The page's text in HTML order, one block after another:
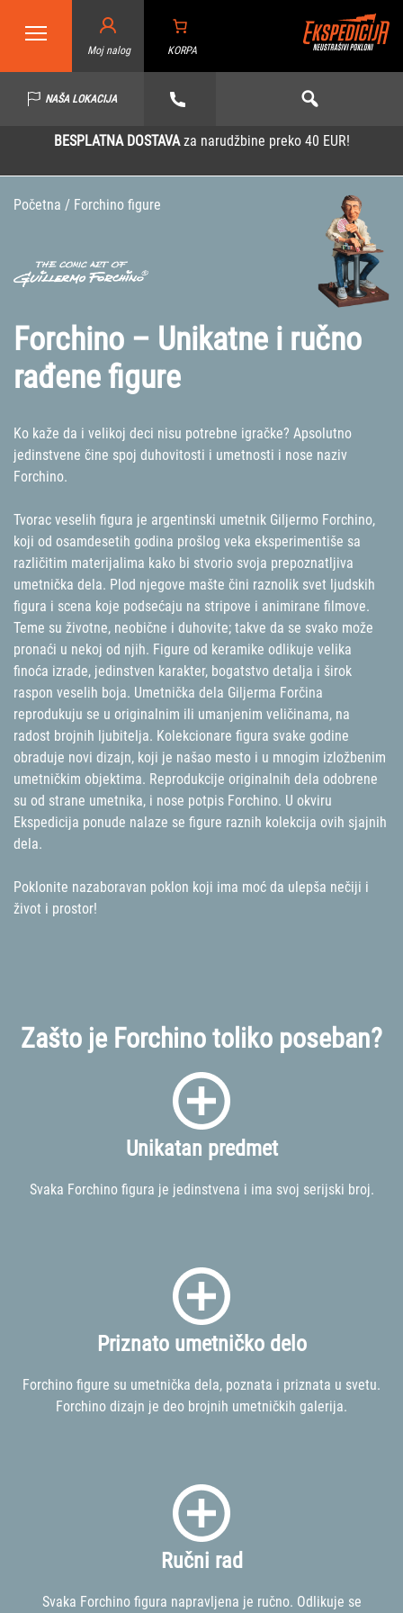
Moj nalog KORPA
NAŠA LOKACIJA
BESPLATNA DOSTAVAza narudžbine preko 40 EUR!
Početna / Forchino figure
Forchino – Unikatne i ručno
rađene figure
Ko kaže da i velikoj deci nisu potrebne igračke? Apsolutno
jedinstvene čine spoj duhovitosti i umetnosti i nose naziv
Forchino.
Tvorac veselih figura je argentinski umetnik Giljermo Forchino,
koji od osamdesetih godina prošlog veka eksperimentiše sa
različitim materijalima kako bi stvorio svoja prepoznatljiva
umetnička dela. Plod njegove mašte čini raznolik svet ljudskih
figura i scena koje podsećaju na stripove i animirane filmove.
Teme su životne, neobične i duhovite; takve da se svako može
pronaći u nekoj od njih. Figure od keramike odlikuje velika
finoća izrade, jedinstven karakter, bogatstvo detalja i širok
raspon veselih boja. Umetnička dela Giljerma Forčina
reprodukuju se u originalnim ili umanjenim veličinama, na
radost brojnih ljubitelja. Kolekcionare figura svake godine
obraduje novi dizajn, koji je našao mesto i u mnogim izložbenim
umetničkim objektima. Reprodukcije originalnih dela odobrene
su od strane umetnika, i nose potpis Forchino. U okviru
Ekspedicija ponude nalaze se figure raznih kolekcija ovih sjajnih
dela.
Poklonite nazaboravan poklon koji ima moć da ulepša nečiji i
život i prostor!
Zašto je Forchino toliko poseban?
Unikatan predmet
Svaka Forchino figura je jedinstvena i ima svoj serijski broj.
Priznato umetničko delo
Forchino figure su umetnička dela, poznata i priznata u svetu.
Forchino dizajn je deo brojnih umetničkih galerija.
Ručni rad
Svaka Forchino figura napravljena je ručno. Odlikuje se